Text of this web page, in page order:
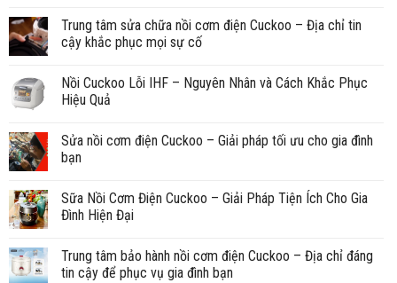
Trung tâm sửa chữa nồi cơm điện Cuckoo – Địa chỉ tin
cậy khắc phục mọi sự cố
Nồi Cuckoo Lỗi IHF – Nguyên Nhân và Cách Khắc Phục
Hiệu Quả
Sửa nồi cơm điện Cuckoo – Giải pháp tối ưu cho gia đình
bạn
Sữa Nồi Cơm Điện Cuckoo – Giải Pháp Tiện Ích Cho Gia
Đình Hiện Đại
Trung tâm bảo hành nồi cơm điện Cuckoo – Địa chỉ đáng
tin cậy để phục vụ gia đình bạn